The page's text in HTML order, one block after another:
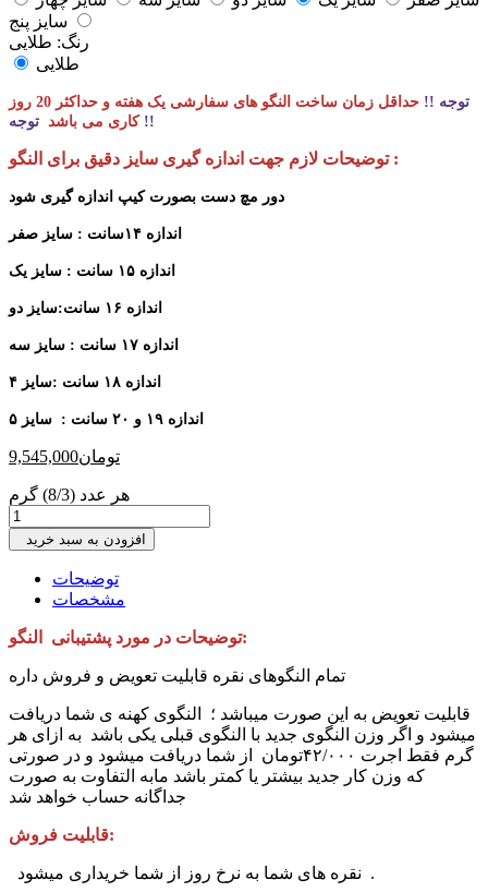
سایز پنج
رنگ: طلایی
طلایی
توجه !!
حداقل زمان ساخت النگو های سفارشی یک هفته و حداکثر 20 روز
کاری می باشدتوجه !!
توضیحات لازم جهت اندازه گیری سایز دقیق برای النگو :
اندازه ۱۹ و ۲۰ سانت : سایز ۵
9,545,000تومان
هر عدد (8/3) گرم
افزودن به سبد خرید
توضیحات
مشخصات
توضیحات در مورد پشتیبانی النگو:
قابلیت تعویض به این صورت میباشد ؛ النگوی کهنه ی شما دریافت
میشود و اگر وزن النگوی جدید با النگوی قبلی یکی باشد به ازای هر
گرم فقط اجرت ۴۲/۰۰۰تومان از شما دریافت میشود و در صورتی
که وزن کار جدید بیشتر یا کمتر باشد مابه التفاوت به صورت
قابلیت فروش:
نقره های شما به نرخ روز از شما خریداری میشود .